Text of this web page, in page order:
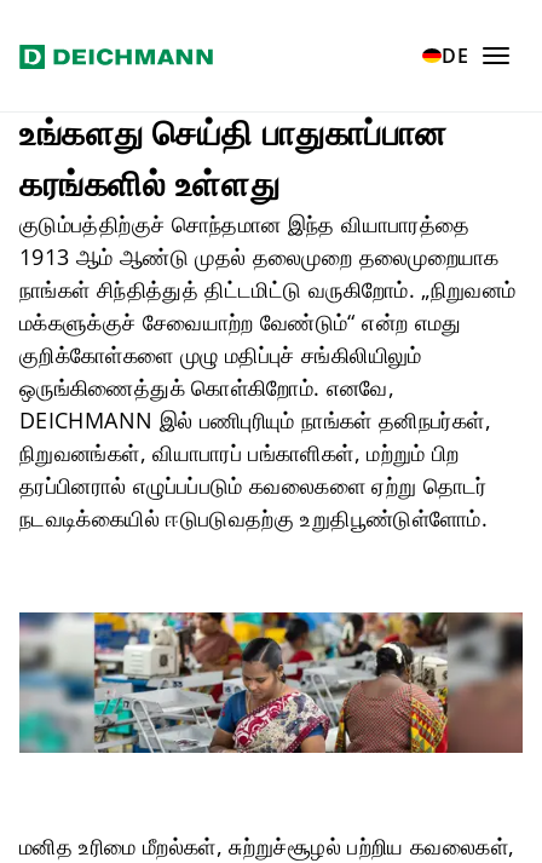
Zum Hauptinhalt springen DE
Home Verantwortung
உங்களது செய்தி பாதுகாப்பான
கரங்களில் உள்ளது
குடும்பத்திற்குச் சொந்தமான இந்த வியாபாரத்தை
1913 ஆம் ஆண்டு முதல் தலைமுறை தலைமுறையாக
நாங்கள் சிந்தித்துத் திட்டமிட்டு வருகிறோம். „நிறுவனம்
மக்களுக்குச் சேவையாற்ற வேண்டும்“ என்ற எமது
குறிக்கோள்களை முழு மதிப்புச் சங்கிலியிலும்
ஒருங்கிணைத்துக் கொள்கிறோம். எனவே,
DEICHMANN இல் பணிபுரியும் நாங்கள் தனிநபர்கள்,
நிறுவனங்கள், வியாபாரப் பங்காளிகள், மற்றும் பிற
தரப்பினரால் எழுப்பப்படும் கவலைகளை ஏற்று தொடர்
நடவடிக்கையில் ஈடுபடுவதற்கு உறுதிபூண்டுள்ளோம்.
மனித உரிமை மீறல்கள், சுற்றுச்சூழல் பற்றிய கவலைகள்,